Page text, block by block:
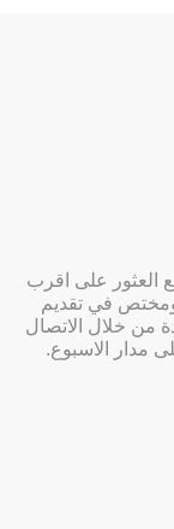
العثور على اقرب
في تقديم
من خلال الاتصال
مدار الاسبوع.